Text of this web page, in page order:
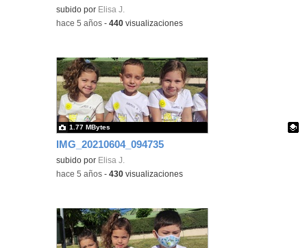
Contenido educativo.
subido por Elisa J.
-hace 5 años -440 visualizaciones
IMG_20210604_094735
Contenido educativo.
subido por Elisa J.
1.77 MBytes
-hace 5 años -430 visualizaciones